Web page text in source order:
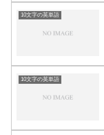
10文字の英単語
10文字の英単語